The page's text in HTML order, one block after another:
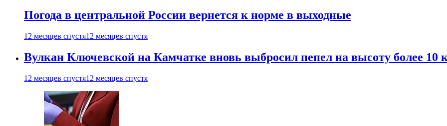
Погода в центральной России вернется к норме в выходные
12 месяцев спустя12 месяцев спустя
Вулкан Ключевской на Камчатке вновь выбросил пепел на высоту более 10
12 месяцев спустя12 месяцев спустя